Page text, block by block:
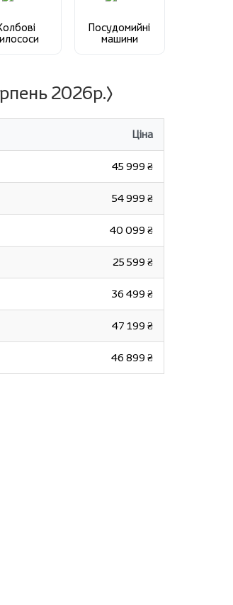
Посудомийні
машини
2026р.)
Ціна
45 999 ₴
54 999 ₴
40 099 ₴
25 599 ₴
36 499 ₴
47 199 ₴
46 899 ₴